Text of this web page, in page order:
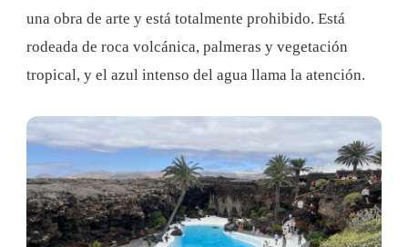
una obra de arte y está totalmente prohibido. Está
rodeada de roca volcánica, palmeras y vegetación
tropical, y el azul intenso del agua llama la atención.